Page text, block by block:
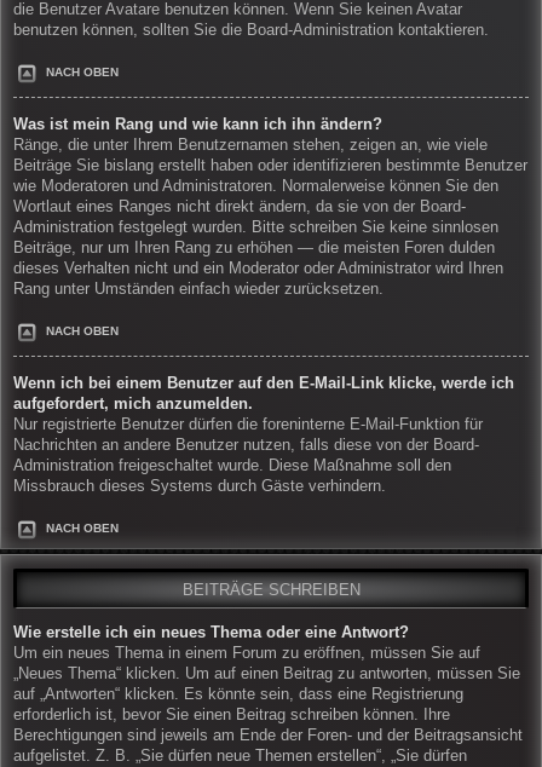
die Benutzer Avatare benutzen können. Wenn Sie keinen Avatar
benutzen können, sollten Sie die Board-Administration kontaktieren.
NACH OBEN
Was ist mein Rang und wie kann ich ihn ändern?
Ränge, die unter Ihrem Benutzernamen stehen, zeigen an, wie viele
Beiträge Sie bislang erstellt haben oder identifizieren bestimmte Benutzer
wie Moderatoren und Administratoren. Normalerweise können Sie den
Wortlaut eines Ranges nicht direkt ändern, da sie von der Board-
Administration festgelegt wurden. Bitte schreiben Sie keine sinnlosen
Beiträge, nur um Ihren Rang zu erhöhen — die meisten Foren dulden
dieses Verhalten nicht und ein Moderator oder Administrator wird Ihren
Rang unter Umständen einfach wieder zurücksetzen.
NACH OBEN
Wenn ich bei einem Benutzer auf den E-Mail-Link klicke, werde ich
aufgefordert, mich anzumelden.
Nur registrierte Benutzer dürfen die foreninterne E-Mail-Funktion für
Nachrichten an andere Benutzer nutzen, falls diese von der Board-
Administration freigeschaltet wurde. Diese Maßnahme soll den
Missbrauch dieses Systems durch Gäste verhindern.
NACH OBEN
BEITRÄGE SCHREIBEN
Wie erstelle ich ein neues Thema oder eine Antwort?
Um ein neues Thema in einem Forum zu eröffnen, müssen Sie auf
„Neues Thema“ klicken. Um auf einen Beitrag zu antworten, müssen Sie
auf „Antworten“ klicken. Es könnte sein, dass eine Registrierung
erforderlich ist, bevor Sie einen Beitrag schreiben können. Ihre
Berechtigungen sind jeweils am Ende der Foren- und der Beitragsansicht
aufgelistet. Z. B. „Sie dürfen neue Themen erstellen“, „Sie dürfen